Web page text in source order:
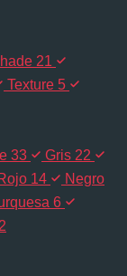
21
Texture 5
33 Gris 22
14
Negro
6
2